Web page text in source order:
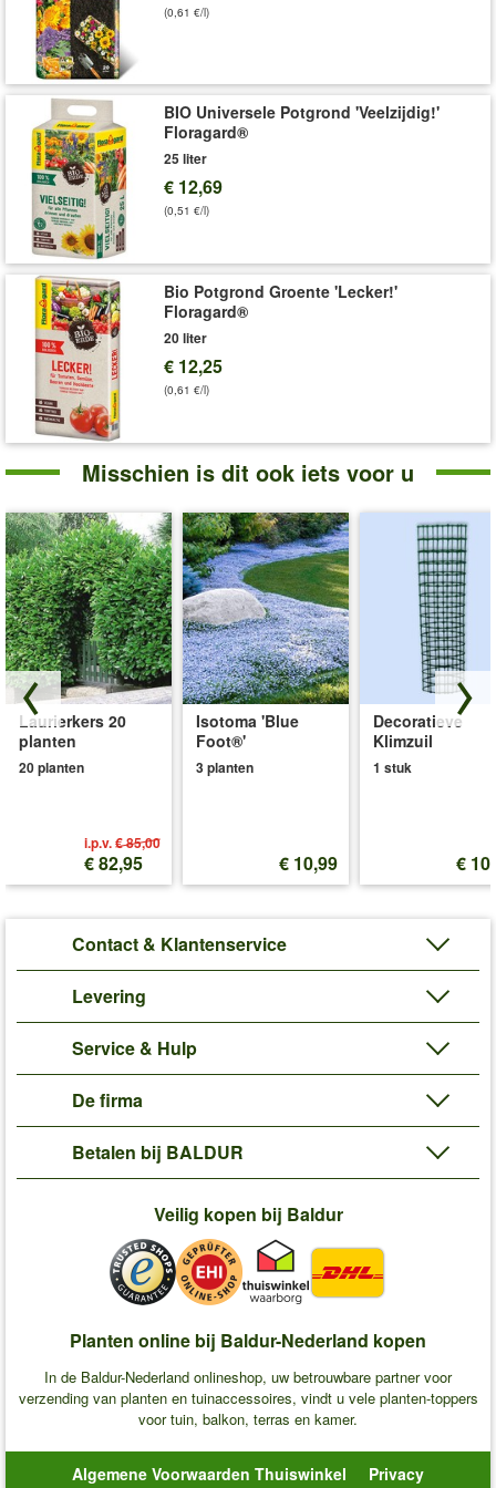
Art.nr.:222
Levering omvat:
(0,61 €/l)
BIO Universele Potgrond 'Veelzijdig!'
Floragard®
25 liter
€ 12,69
(0,51 €/l)
Bio Potgrond Groente 'Lecker!'
Floragard®
20 liter
€ 12,25
(0,61 €/l)
Misschien is dit ook iets voor u
Laurierkers 20
planten
20 planten
i.p.v.€ 85,00
€ 82,95
Isotoma 'Blue
Foot®'
3 planten
€ 10,99
Decoratieve
Klimzuil
1 stuk
€
Contact & Klantenservice
Levering
Service & Hulp
De firma
Betalen bij BALDUR
Veilig kopen bij Baldur
Planten online bij Baldur-Nederland kopen
In de Baldur-Nederland onlineshop, uw betrouwbare partner voor
verzending van planten en tuinaccessoires, vindt u vele planten-toppers
voor tuin, balkon, terras en kamer.
Algemene Voorwaarden Thuiswinkel Privacy